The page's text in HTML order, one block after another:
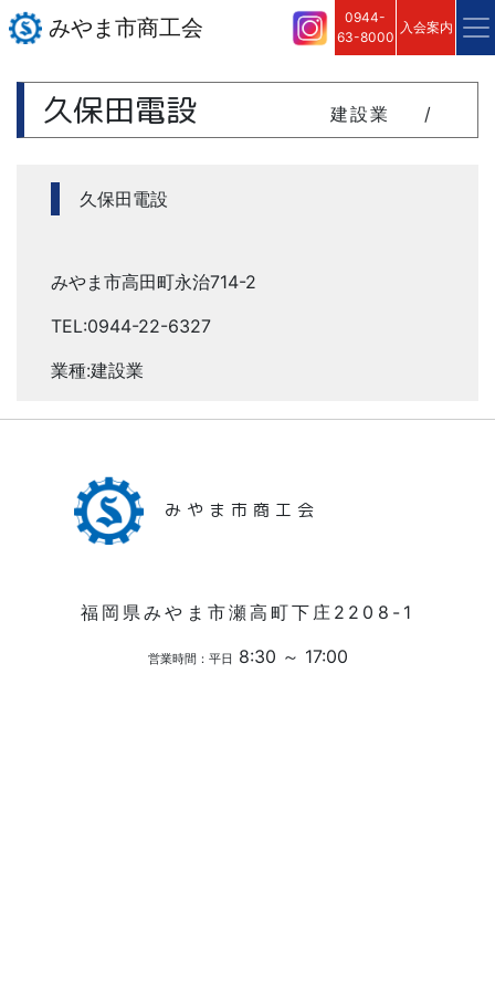
みやま市商工会
0944-
63-8000
入会案内
久保田電設 建設業 /
久保田電設
みやま市高田町永治714-2
TEL:0944-22-6327
業種:建設業
みやま市商工会
福岡県みやま市瀬高町下庄2208-1
営業時間：平日 8:30 ～ 17:00